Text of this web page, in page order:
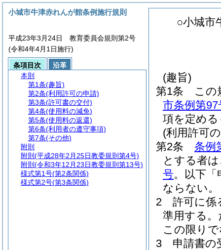
○小城市
(趣旨)
第1条
この
市条例第
項を定め
(利用許可
第2条
条例
とする者
号。以下
ならない。
2
許可に係
準用する。
この限り
3
申請書の
小城市牛津赤れんが館条例施行規則
平成23年3月24日 教育委員会規則第2号
(令和4年4月1日施行)
条項目次
沿革
本則
第1条(趣旨)
第2条(利用許可の申請)
第3条(許可書の交付)
第4条(使用料の減免)
第5条(使用料の返還)
第6条(利用者の遵守事項)
第7条(その他)
附則
附則 (平成28年2月25日教委規則第4号)
附則 (令和3年12月23日教委規則第13号)
様式第1号(第2条関係)
様式第2号(第3条関係)